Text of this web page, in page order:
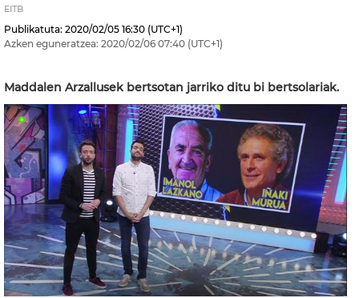
EITB
Publikatuta: 2020/02/05 16:30 (UTC+1)
Azken eguneratzea: 2020/02/06 07:40 (UTC+1)
Maddalen Arzallusek bertsotan jarriko ditu bi bertsolariak.